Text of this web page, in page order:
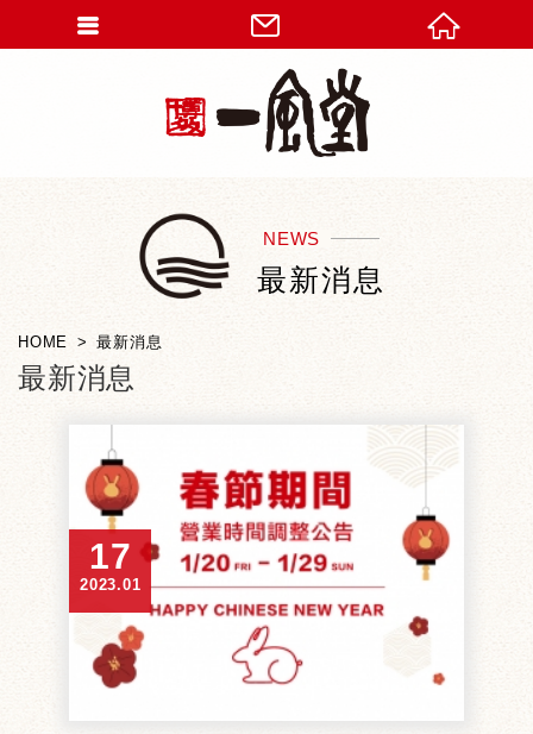
NEWS
最新消息
HOME 最新消息
最新消息
17
2023.01